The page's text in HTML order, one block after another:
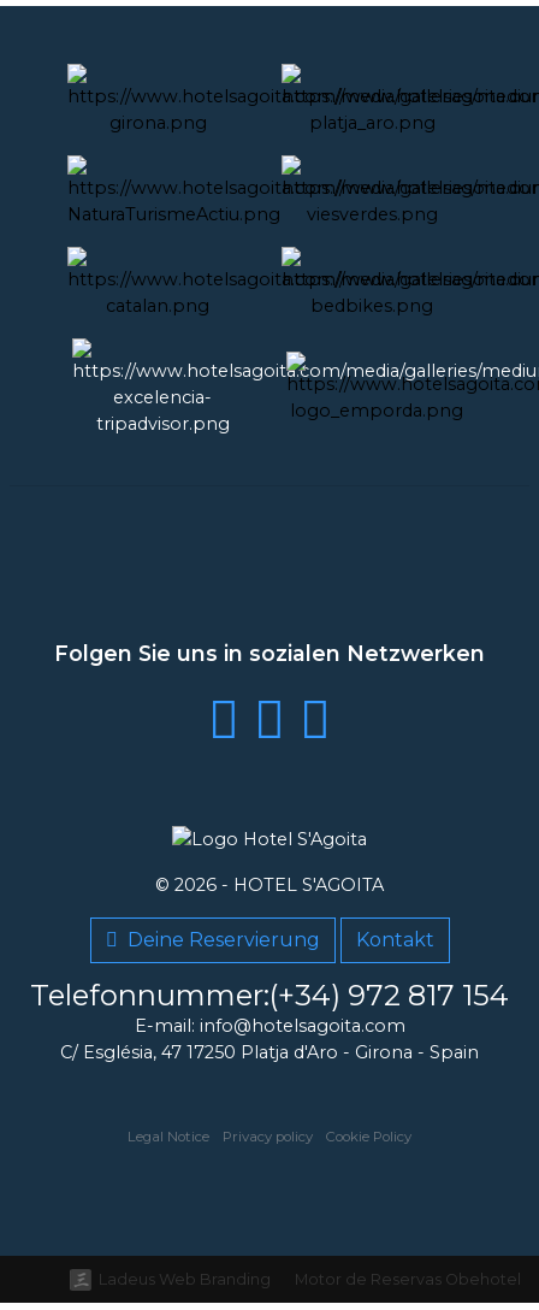
© 2026 - HOTEL S'AGOITA
Deine Reservierung Kontakt
Telefonnummer:(+34) 972 817 154
E-mail: info@hotelsagoita.com
C/ Església, 47 17250 Platja d'Aro - Girona - Spain
Folgen Sie uns in sozialen Netzwerken
Legal Notice Privacy policy Cookie Policy
Ladeus Web Branding Motor de Reservas Obehotel